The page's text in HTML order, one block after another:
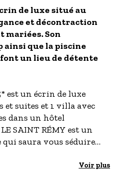
vélo
de luxe situé au
et décontraction
mariées. Son
que la piscine
un lieu de détente
est un écrin de luxe
suites et 1 villa avec
dans un hôtel
SAINT RÉMY est un
saura vous séduire
Voir plus